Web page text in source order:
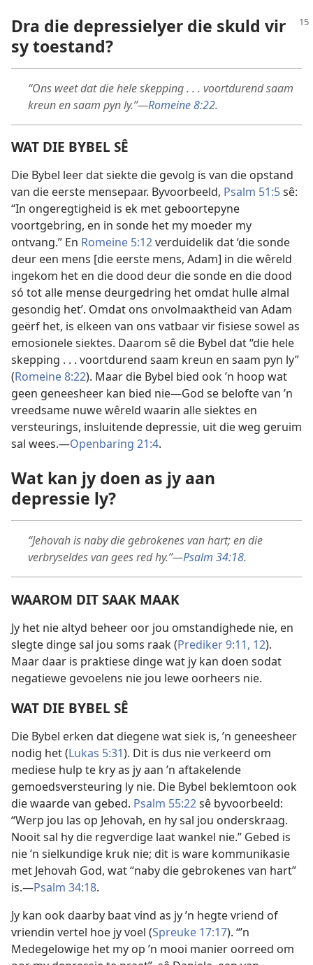
Dra die depressielyer die skuld vir
sy toestand?
“Ons weet dat die hele skepping . . . voortdurend saam
kreun en saam pyn ly.”—Romeine 8:22.
WAT DIE BYBEL SÊ
Die Bybel leer dat siekte die gevolg is van die opstand
van die eerste mensepaar. Byvoorbeeld, Psalm 51:5sê:
“In ongeregtigheid is ek met geboortepyne
voortgebring, en in sonde het my moeder my
ontvang.” En Romeine 5:12verduidelik dat ‘die sonde
deur een mens [die eerste mens, Adam] in die wêreld
ingekom het en die dood deur die sonde en die dood
só tot alle mense deurgedring het omdat hulle almal
gesondig het’. Omdat ons onvolmaaktheid van Adam
geërf het, is elkeen van ons vatbaar vir fisiese sowel as
emosionele siektes. Daarom sê die Bybel dat “die hele
skepping . . . voortdurend saam kreun en saam pyn ly”
(Romeine 8:22). Maar die Bybel bied ook ’n hoop wat
geen geneesheer kan bied nie—God se belofte van ’n
vreedsame nuwe wêreld waarin alle siektes en
versteurings, insluitende depressie, uit die weg geruim
sal wees.—Openbaring 21:4.
Wat kan jy doen as jy aan
depressie ly?
“Jehovah is naby die gebrokenes van hart; en die
verbryseldes van gees red hy.”—Psalm 34:18.
WAAROM DIT SAAK MAAK
Jy het nie altyd beheer oor jou omstandighede nie, en
slegte dinge sal jou soms raak (Prediker 9:11, 12).
Maar daar is praktiese dinge wat jy kan doen sodat
negatiewe gevoelens nie jou lewe oorheers nie.
WAT DIE BYBEL SÊ
Die Bybel erken dat diegene wat siek is, ’n geneesheer
nodig het (Lukas 5:31). Dit is dus nie verkeerd om
mediese hulp te kry as jy aan ’n aftakelende
gemoedsversteuring ly nie. Die Bybel beklemtoon ook
die waarde van gebed. Psalm 55:22sê byvoorbeeld:
“Werp jou las op Jehovah, en hy sal jou onderskraag.
Nooit sal hy die regverdige laat wankel nie.” Gebed is
nie ’n sielkundige kruk nie; dit is ware kommunikasie
met Jehovah God, wat “naby die gebrokenes van hart”
is.—Psalm 34:18.
Jy kan ook daarby baat vind as jy ’n hegte vriend of
vriendin vertel hoe jy voel (Spreuke 17:17). “’n
Medegelowige het my op ’n mooi manier oorreed om